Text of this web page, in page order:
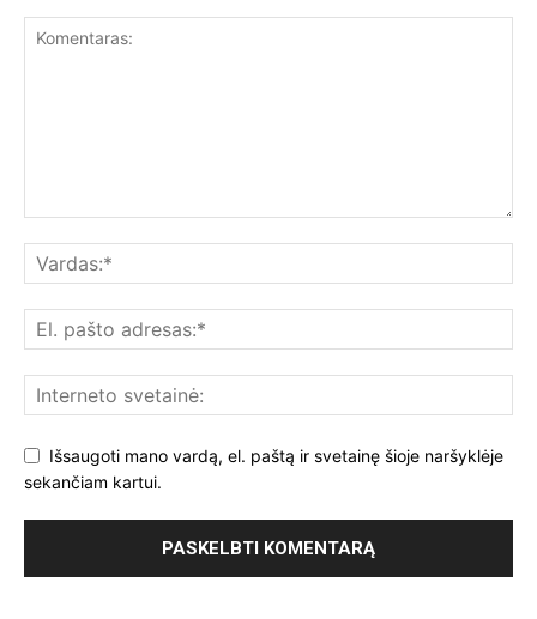
Išsaugoti mano vardą, el. paštą ir svetainę šioje naršyklėje
sekančiam kartui.